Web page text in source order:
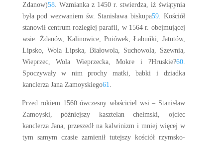
Zdanow)58. Wzmianka z 1450 r. stwierdza, iż świątynia
była pod wezwaniem św. Stanisława biskupa59. Kościół
stanowił centrum rozległej parafii, w 1564 r. obejmującej
wsie: Żdanów, Kalinowice, Pniówek, Łabuńki, Jatutów,
Lipsko, Wola Lipska, Białowola, Suchowola, Szewnia,
Wieprzec, Wola Wieprzecka, Mokre i ?Hruskie?60.
Spoczywały w nim prochy matki, babki i dziadka
kanclerza Jana Zamoyskiego61
Przed rokiem 1560 ówczesny właściciel wsi – Stanisław
Zamoyski, późniejszy kasztelan chełmski, ojciec
kanclerza Jana, przeszedł na kalwinizm i mniej więcej w
tym samym czasie zamienił tutejszy kościół rzymsko-